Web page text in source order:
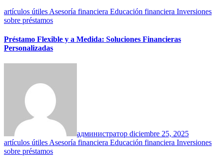
artículos útiles Asesoría financiera Educación financiera Inversiones
sobre préstamos
Préstamo Flexible y a Medida: Soluciones Financieras
Personalizadas
администратор diciembre 25, 2025
artículos útiles Asesoría financiera Educación financiera Inversiones
sobre préstamos